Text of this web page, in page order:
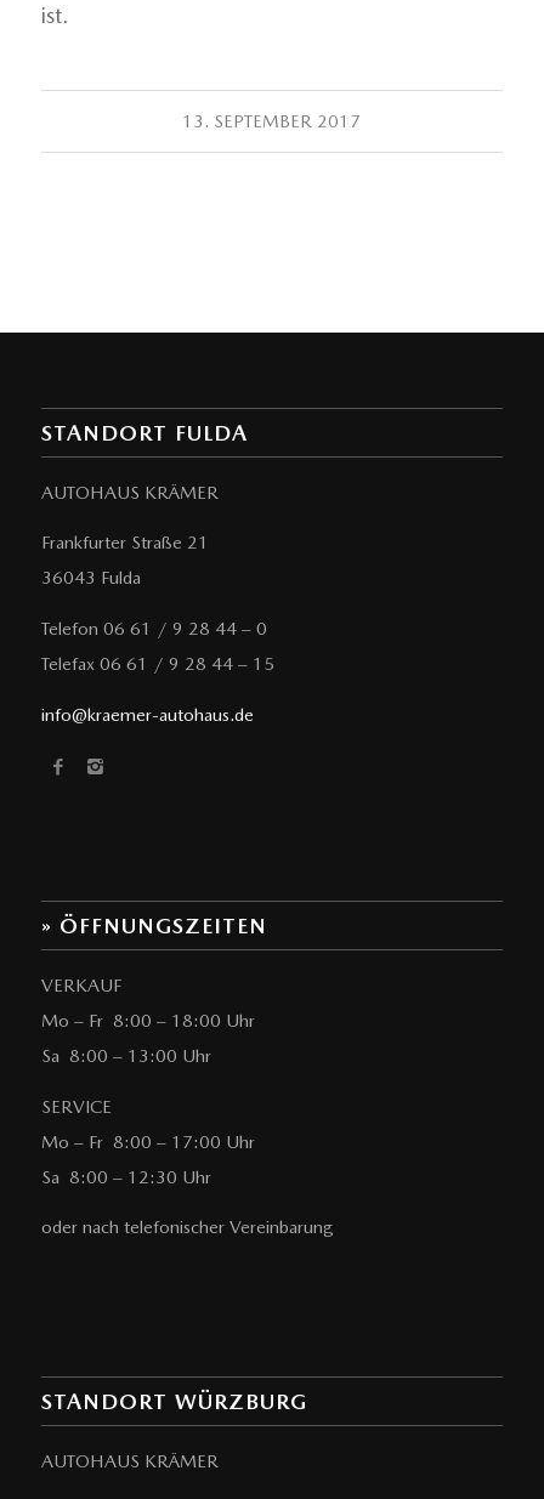
ist.
13. SEPTEMBER 2017
STANDORT FULDA
AUTOHAUS KRÄMER
Frankfurter Straße 21
36043 Fulda
Telefon 06 61 / 9 28 44 – 0
Telefax 06 61 / 9 28 44 – 15
info@kraemer-autohaus.de
» ÖFFNUNGSZEITEN
VERKAUF
Mo – Fr 8:00 – 18:00 Uhr
Sa 8:00 – 13:00 Uhr
SERVICE
Mo – Fr 8:00 – 17:00 Uhr
Sa 8:00 – 12:30 Uhr
oder nach telefonischer Vereinbarung
STANDORT WÜRZBURG
AUTOHAUS KRÄMER